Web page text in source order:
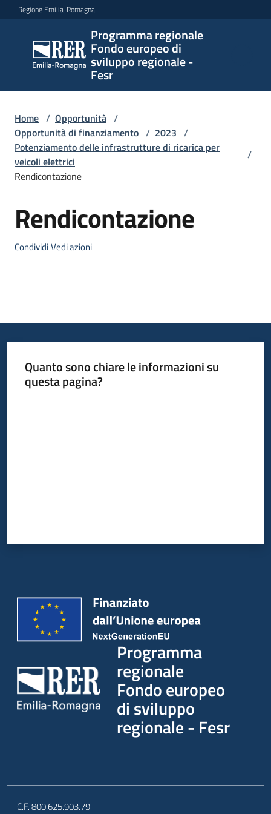
Vai al contenuto
Vai alla navigazione
Vai al footer
Regione Emilia-Romagna
Programma regionale
Fondo europeo di
sviluppo regionale -
Fesr
Programma
regionale
Fondo
europeo di
regionale -
Fesr
e
Progetti
attività
partecipazione
Seguici
Home / Opportunità /
Opportunità di finanziamento / 2023 /
Potenziamento delle infrastrutture di ricarica per
veicoli elettrici
/
Rendicontazione
Salta al contenuto
Rendicontazione
CondividiVedi azioni
Quanto sono chiare le informazioni su
questa pagina?
Programma
regionale
Fondo europeo
di sviluppo
regionale - Fesr
C.F. 800.625.903.79